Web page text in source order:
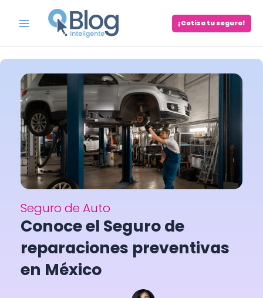
Menu
¡Cotiza tu seguro!
Seguro de Auto
Conoce el Seguro de
reparaciones preventivas
en México